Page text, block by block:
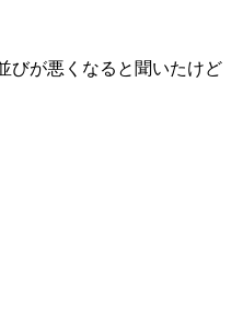
びが悪くなると聞いたけど